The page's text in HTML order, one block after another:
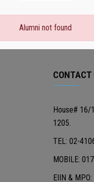
Alumni not found
CONTACT
House# 16/
1205.
TEL: 02-
MOBILE:
EIIN &